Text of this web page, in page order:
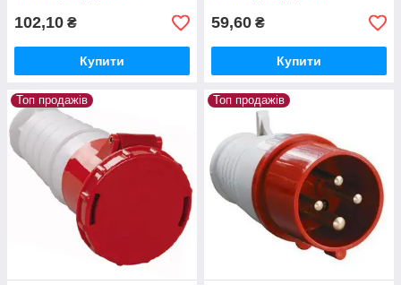
102,10 ₴
Купити
59,60 ₴
Купити
Топ продажів Топ продажів